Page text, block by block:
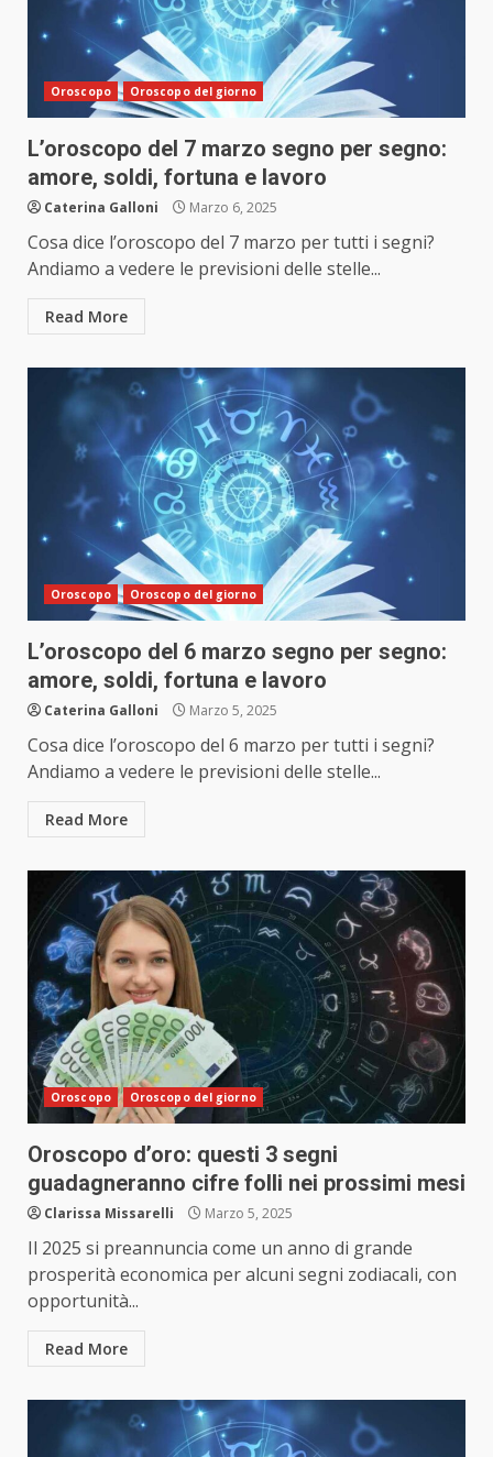
Oroscopo Oroscopo del giorno
L’oroscopo del 7 marzo segno per segno:
amore, soldi, fortuna e lavoro
Caterina Galloni Marzo 6, 2025
Cosa dice l’oroscopo del 7 marzo per tutti i segni?
Andiamo a vedere le previsioni delle stelle...
Read More
Oroscopo Oroscopo del giorno
L’oroscopo del 6 marzo segno per segno:
amore, soldi, fortuna e lavoro
Caterina Galloni Marzo 5, 2025
Cosa dice l’oroscopo del 6 marzo per tutti i segni?
Andiamo a vedere le previsioni delle stelle...
Read More
Oroscopo Oroscopo del giorno
Oroscopo d’oro: questi 3 segni
guadagneranno cifre folli nei prossimi mesi
Clarissa Missarelli Marzo 5, 2025
Il 2025 si preannuncia come un anno di grande
prosperità economica per alcuni segni zodiacali, con
opportunità...
Read More